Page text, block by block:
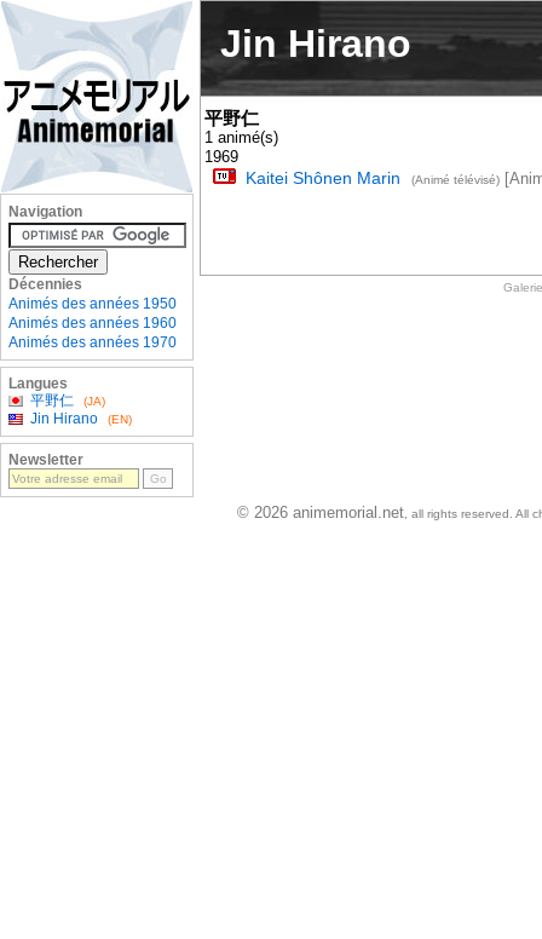
Jin Hirano
平野仁
1 animé(s)
1969
Kaitei Shônen Marin (Animé télévisé)
Galerie
Navigation
Décennies
Animés des années 1950
Animés des années 1960
Animés des années 1970
Langues
平野仁
(JA)
Jin Hirano (EN)
Newsletter
© 2026 animemorial.net , all rights reserved. All